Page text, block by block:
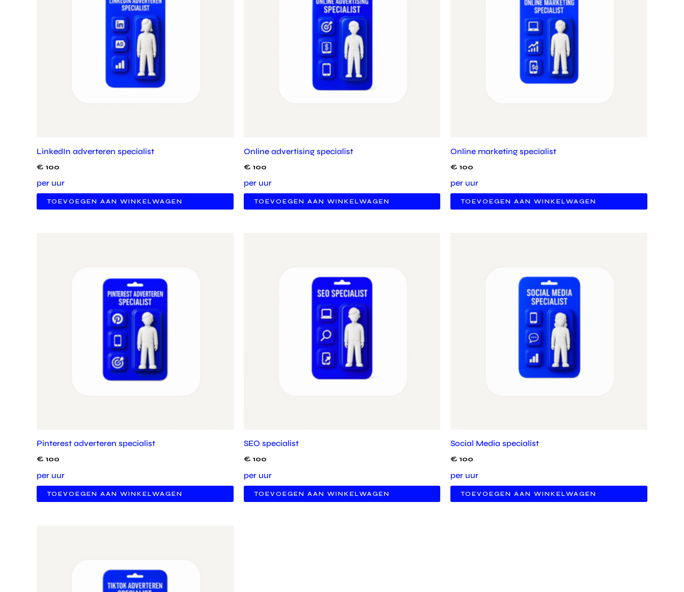
LinkedIn adverteren specialist
€ 100
per uur
TOEVOEGEN AAN WINKELWAGEN
Online advertising specialist
€ 100
per uur
TOEVOEGEN AAN WINKELWAGEN
Online marketing specialist
€ 100
per uur
TOEVOEGEN AAN WINKELWAGEN
Pinterest adverteren specialist
€ 100
per uur
TOEVOEGEN AAN WINKELWAGEN
SEO specialist
€ 100
per uur
TOEVOEGEN AAN WINKELWAGEN
Social Media specialist
€ 100
per uur
TOEVOEGEN AAN WINKELWAGEN